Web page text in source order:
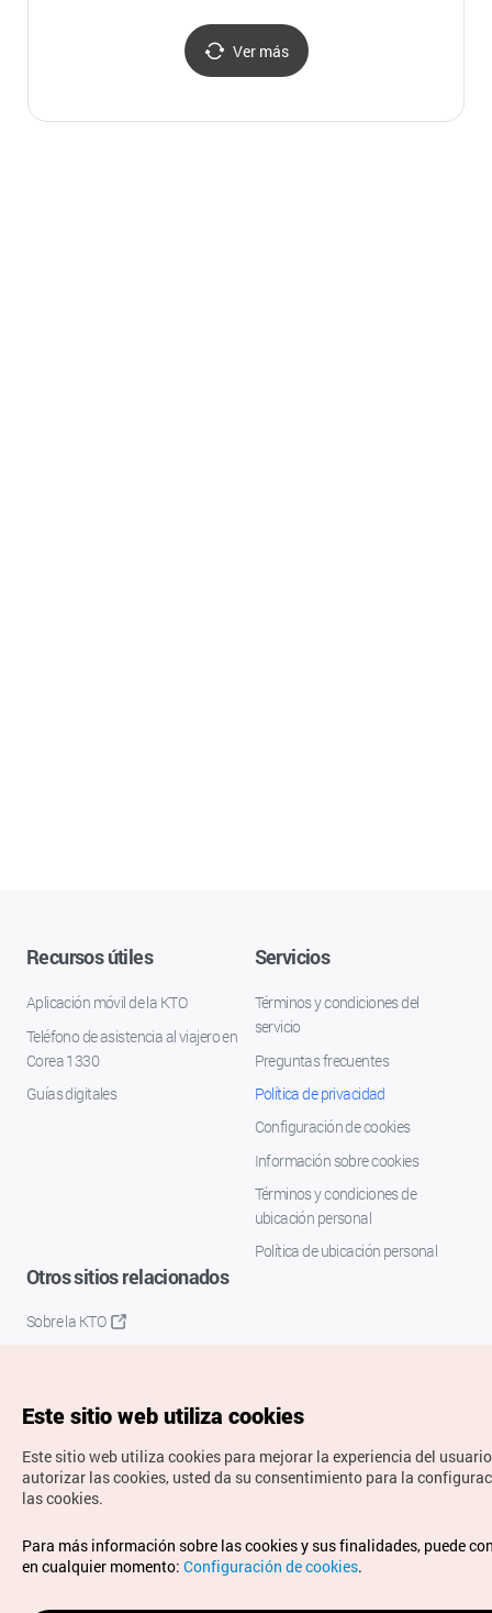
Ver más
Recursos útiles
Aplicación móvil de la KTO
Teléfono de asistencia al viajero en
Corea 1330
Guías digitales
Servicios
Términos y condiciones del
servicio
Preguntas frecuentes
Política de privacidad
Configuración de cookies
Información sobre cookies
Términos y condiciones de
ubicación personal
Política de ubicación personal
Otros sitios relacionados
Sobre la KTO
Copyrights © Organización de Turismo de Corea. Todos los
derechos reservados.
Para informes de errores y cuestiones relacionadas con el
sitio web, dirija sus consultas al correoelectrónico oficial:
Este sitio web utiliza cookies
Este sitio web utiliza cookies para mejorar la experiencia del
autorizar las cookies, usted da su consentimiento para la
las cookies.
Para más información sobre las cookies y sus finalidades, puede
en cualquier momento: Configuración de cookies.